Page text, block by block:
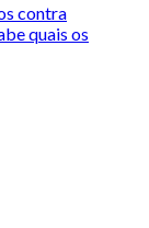
contra
quais os